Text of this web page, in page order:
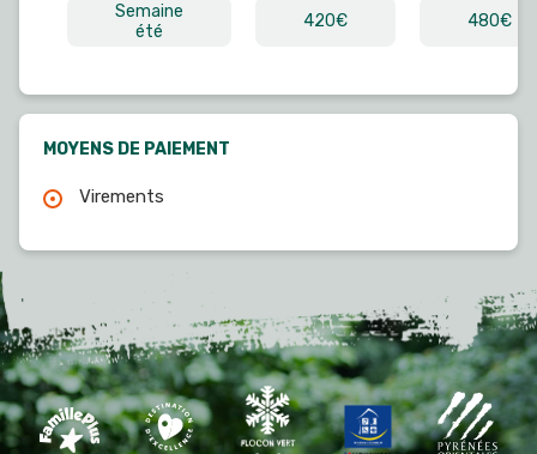
Semaine
été
420€ 480€
MOYENS DE PAIEMENT
Virements